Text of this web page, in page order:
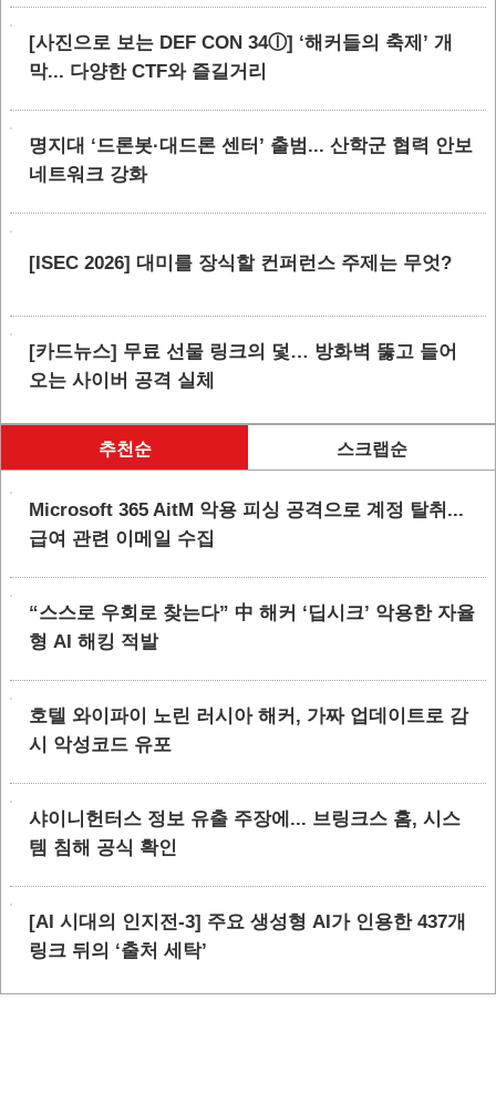
[사진으로 보는 DEF CON 34ⓛ] ‘해커들의 축제’ 개
막... 다양한 CTF와 즐길거리
명지대 ‘드론봇·대드론 센터’ 출범... 산학군 협력 안보
네트워크 강화
[ISEC 2026] 대미를 장식할 컨퍼런스 주제는 무엇?
[카드뉴스] 무료 선물 링크의 덫… 방화벽 뚫고 들어
오는 사이버 공격 실체
추천순 스크랩순
Microsoft 365 AitM 악용 피싱 공격으로 계정 탈취...
급여 관련 이메일 수집
“스스로 우회로 찾는다” 中 해커 ‘딥시크’ 악용한 자율
형 AI 해킹 적발
호텔 와이파이 노린 러시아 해커, 가짜 업데이트로 감
시 악성코드 유포
샤이니헌터스 정보 유출 주장에... 브링크스 홈, 시스
템 침해 공식 확인
[AI 시대의 인지전-3] 주요 생성형 AI가 인용한 437개
링크 뒤의 ‘출처 세탁’